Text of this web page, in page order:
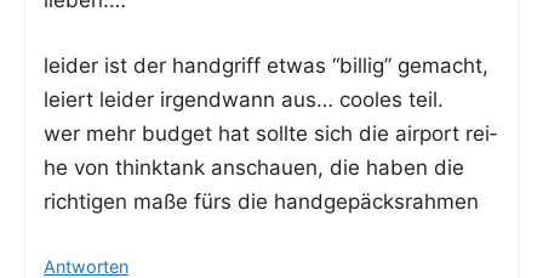
lei­der ist der hand­griff etwas “bil­lig” gemacht,
lei­ert lei­der irgend­wann aus… coo­les teil.
wer mehr bud­get hat soll­te sich die air­port rei­
he von thinktank anschau­en, die haben die
rich­ti­gen maße fürs die handgepäcksrahmen
Antworten